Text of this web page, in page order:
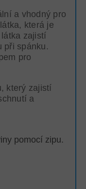
a vhodný pro
která je
zajistí
při spánku.
pro
který zajistí
a
pomocí zipu.